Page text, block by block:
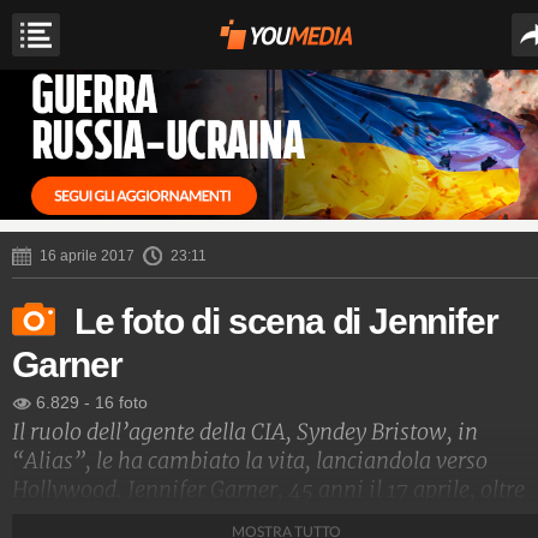
16 aprile 2017 23:11
Le foto di scena di Jennifer
Garner
6.829 - 16 foto
Il ruolo dell’agente della CIA, Syndey Bristow, in
“Alias”, le ha cambiato la vita, lanciandola verso
Hollywood. Jennifer Garner, 45 anni il 17 aprile, oltre
MOSTRA TUTTO